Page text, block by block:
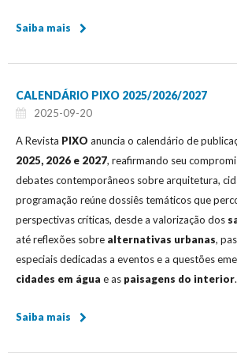
Saiba mais
CALENDÁRIO PIXO 2025/2026/2027
2025-09-20
A Revista PIXO anuncia o calendário de
2025, 2026 e 2027, reafirmando seu
debates contemporâneos sobre arquitetura,
programação reúne dossiês temáticos que
perspectivas críticas, desde a valorização dos
até reflexões sobre alternativas urbanas,
especiais dedicadas a eventos e a questões
cidades em água e as paisagens do interior.
Saiba mais